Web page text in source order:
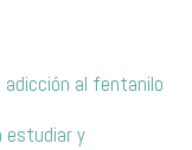
adicción al fentanilo
estudiar y